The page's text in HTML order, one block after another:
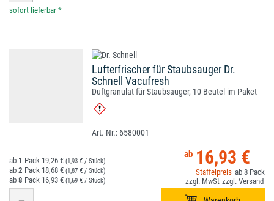
*
Lufterfrischer für Staubsauger Dr.
Schnell Vacufresh
Duftgranulat für Staubsauger, 10 Beutel im Paket
6580001
16,93 €
8
1 19,26 € (1,93 € / Stück)
2 18,68 € (1,87 € / Stück)
8 16,93 € (1,69 € / Stück)